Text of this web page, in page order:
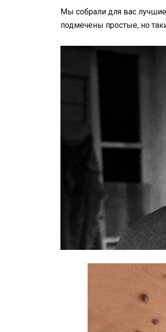
Мы собрали для вас лучшие
подмечены простые, но